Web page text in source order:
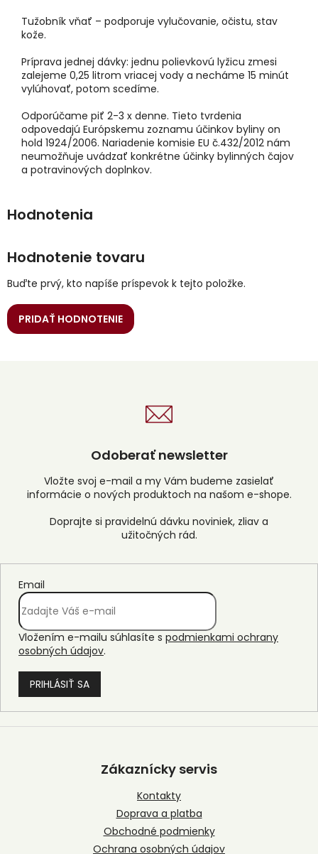
Tužobník vňať – podporuje vylučovanie, očistu, stav
kože.
Príprava jednej dávky: jednu polievkovú lyžicu zmesi
zalejeme 0,25 litrom vriacej vody a necháme 15 minút
vylúhovať, potom scedíme.
Odporúčame piť 2-3 x denne. Tieto tvrdenia
odpovedajú Európskemu zoznamu účinkov byliny on
hold 1924/2006. Nariadenie komisie EU č.432/2012 nám
neumožňuje uvádzať konkrétne účinky bylinných čajov
a potravinových doplnkov.
Hodnotenie tovaru
Buďte prvý, kto napíše príspevok k tejto položke.
PRIDAŤ HODNOTENIE
Odoberať newsletter
Vložte svoj e-mail a my Vám budeme zasielať
informácie o nových produktoch na našom e-shope.
Email
Vložením e-mailu súhlasíte s podmienkami ochrany
osobných údajov.
PRIHLÁSIŤ SA
Z
Zákaznícky servis
Kontakty
Doprava a platba
Obchodné podmienky
Ochrana osobných údajov